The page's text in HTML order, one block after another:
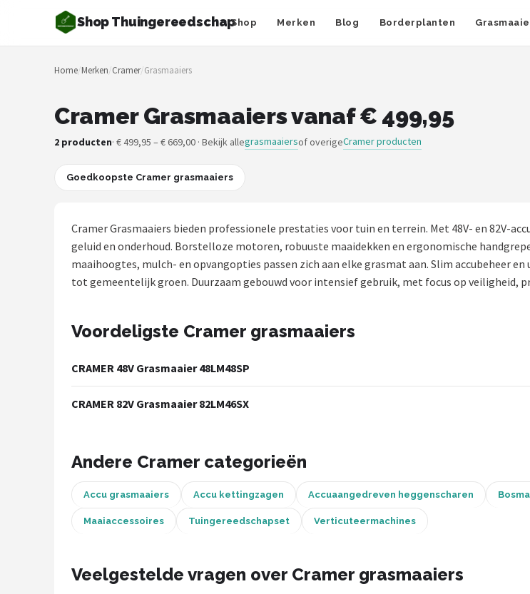
Shop ThuingereedschapShop Merken Blog Borderplanten
Zoeken
NAVIGATIE
Merken
Grasmaaiers
Hogedrukreinigers
POPULAIRE MERKEN
GARDENA
Home/Merken/Cramer/Grasmaaiers
Cramer Grasmaaiers vanaf € 499,95
2 producten· € 499,95 – € 669,00 · Bekijk allegrasmaaiersof overigeCramer producten
Goedkoopste Cramer grasmaaiers
Cramer Grasmaaiers bieden professionele prestaties voor tuin en terrein. Met 48V- en 82V-
geluid en onderhoud. Borstelloze motoren, robuuste maaidekken en ergonomische
maaihoogtes, mulch- en opvangopties passen zich aan elke grasmat aan. Slim accubeheer
tot gemeentelijk groen. Duurzaam gebouwd voor intensief gebruik, met focus op veiligheid,
Voordeligste Cramer grasmaaiers
CRAMER 48V Grasmaaier 48LM48SP
CRAMER 82V Grasmaaier 82LM46SX
Andere Cramer categorieën
Accu grasmaaiers Accu kettingzagen Accuaangedreven heggenscharen
Maaiaccessoires Tuingereedschapset Verticuteermachines
Veelgestelde vragen over Cramer grasmaaiers